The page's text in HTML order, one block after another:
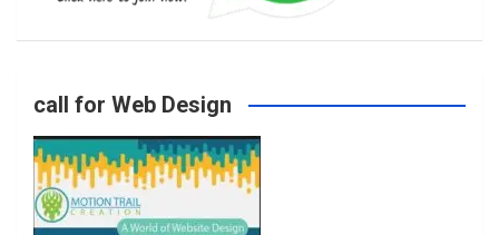
o
k
r
a
call for Web Design